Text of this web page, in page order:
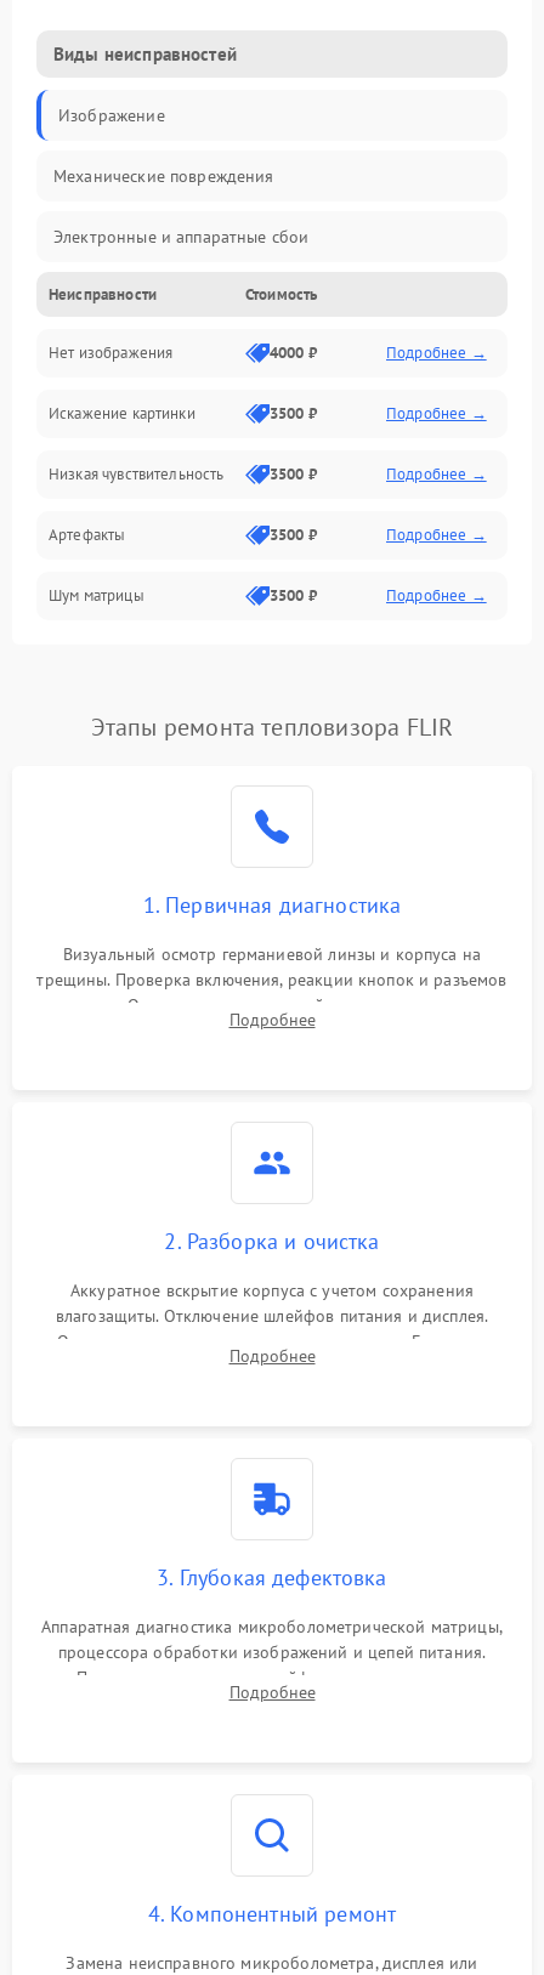
Виды неисправностей
Изображение
Механические повреждения
Электронные и аппаратные сбои
Неисправности сенсора и оптики
Программные ошибки
Электропитание
Измерения
Матрица
Проблемы питания
Сбои коммуникаций и интерфейсов
Экран (дисплей)
Неисправности Стоимость
Нет изображения 4000 ₽ Подробнее →
Искажение картинки 3500 ₽ Подробнее →
Низкая чувствительность 3500 ₽ Подробнее →
Артефакты 3500 ₽ Подробнее →
Шум матрицы 3500 ₽ Подробнее →
Этапы ремонта тепловизора FLIR
1. Первичная диагностика
Визуальный осмотр германиевой линзы и корпуса на
трещины. Проверка включения, реакции кнопок и разъемов
зарядки. Оценка вывода тепловой сигнатуры на экран,
проверка базовых функций и считывание системных
Подробнее
2. Разборка и очистка
Аккуратное вскрытие корпуса с учетом сохранения
влагозащиты. Отключение шлейфов питания и дисплея.
Очистка внутренних плат от окислов и пыли. Бережная
обработка германиевого объектива специализированными
Подробнее
3. Глубокая дефектовка
Аппаратная диагностика микроболометрической матрицы,
процессора обработки изображений и цепей питания.
Проверка целостности шлейфов, модуля памяти и
интерфейсов связи. Выявление сгоревших SMD-компонентов
Подробнее
4. Компонентный ремонт
Замена неисправного микроболометра, дисплея или